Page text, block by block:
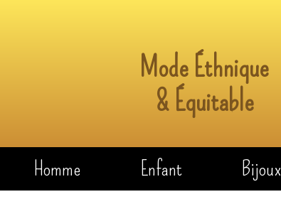
Mode Éthnique
& Équitable
Homme Enfant Bijoux